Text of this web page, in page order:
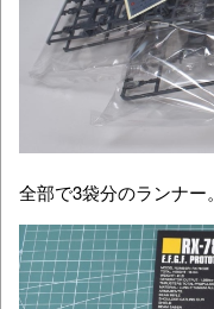
全部で3袋分のランナー。